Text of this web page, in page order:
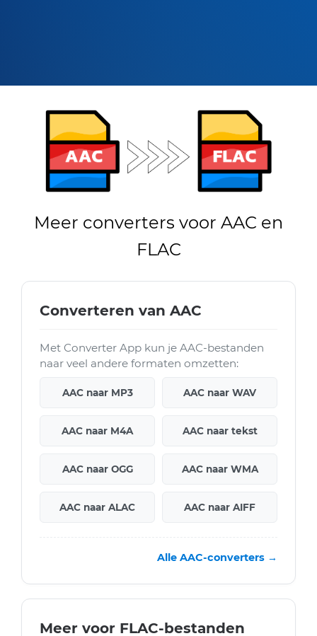
Meer converters voor AAC en
FLAC
Converteren van AAC
Met Converter App kun je AAC-bestanden
naar veel andere formaten omzetten:
AAC naar MP3 AAC naar WAV
AAC naar M4A AAC naar tekst
AAC naar OGG AAC naar WMA
AAC naar ALAC AAC naar AIFF
Alle AAC-converters →
Meer voor FLAC-bestanden